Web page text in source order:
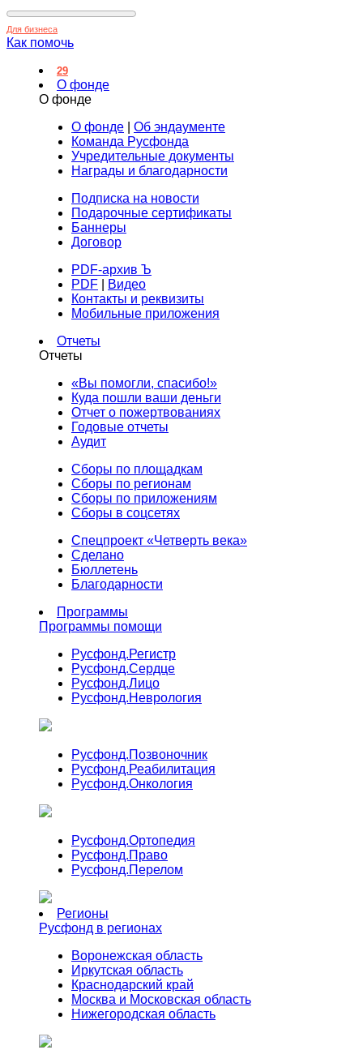
Для бизнеса
Как помочь
29
О фонде
О фонде
О фонде
Об эндаументе
Команда Русфонда
Учредительные документы
Награды и благодарности
Подписка на новости
Подарочные сертификаты
Баннеры
Договор
PDF-архив Ъ
PDF
Видео
Контакты и реквизиты
Мобильные приложения
Отчеты
Отчеты
«Вы помогли, спасибо!»
Куда пошли ваши деньги
Отчет о пожертвованиях
Годовые отчеты
Аудит
Сборы по площадкам
Сборы по регионам
Сборы по приложениям
Сборы в соцсетях
Спецпроект «Четверть века»
Сделано
Бюллетень
Благодарности
Программы
Программы помощи
Русфонд.Регистр
Русфонд.Сердце
Русфонд.Лицо
Русфонд.Неврология
Русфонд.Позвоночник
Русфонд.Реабилитация
Русфонд.Онкология
Русфонд.Ортопедия
Русфонд.Право
Русфонд.Перелом
Регионы
Русфонд в регионах
Воронежская область
Иркутская область
Краснодарский край
Москва и Московская область
Нижегородская область